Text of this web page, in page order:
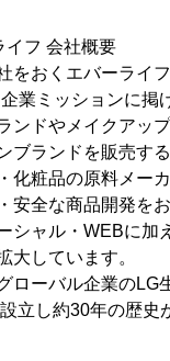
イフ 会社概要
をおくエバーライ
業ミッションに掲
ンドやメイクアッ
ブランドを販売す
化粧品の原料メー
安全な商品開発を
シャル・WEBに加
大しています。
ローバル企業のLG
立し約30年の歴史